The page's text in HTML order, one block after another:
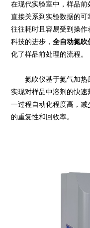
在现代实验室中，样品
直接关系到实验数据的
往往耗时且容易受到操
科技的进步，全自动氮吹
化了样品前处理的流程。
氮吹仪基于氮气加热
实现对样品中溶剂的快
一过程自动化程度高，
的重复性和回收率。